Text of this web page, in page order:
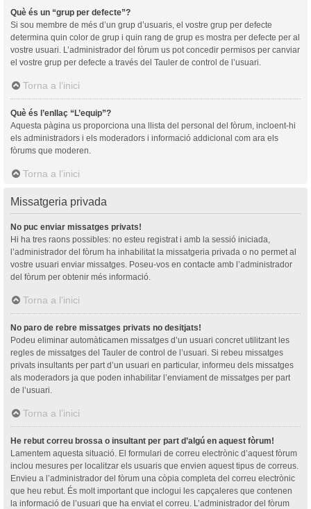
Què és un “grup per defecte”?
Si sou membre de més d’un grup d’usuaris, el vostre grup per defecte
determina quin color de grup i quin rang de grup es mostra per defecte per al
vostre usuari. L’administrador del fòrum us pot concedir permisos per canviar
el vostre grup per defecte a través del Tauler de control de l’usuari.
Torna a l’inici
Què és l’enllaç “L’equip”?
Aquesta pàgina us proporciona una llista del personal del fòrum, incloent-hi
els administradors i els moderadors i informació addicional com ara els
fòrums que moderen.
Torna a l’inici
Missatgeria privada
No puc enviar missatges privats!
Hi ha tres raons possibles: no esteu registrat i amb la sessió iniciada,
l’administrador del fòrum ha inhabilitat la missatgeria privada o no permet al
vostre usuari enviar missatges. Poseu-vos en contacte amb l’administrador
del fòrum per obtenir més informació.
Torna a l’inici
No paro de rebre missatges privats no desitjats!
Podeu eliminar automàticamen missatges d’un usuari concret utilitzant les
regles de missatges del Tauler de control de l’usuari. Si rebeu missatges
privats insultants per part d’un usuari en particular, informeu dels missatges
als moderadors ja que poden inhabilitar l’enviament de missatges per part
de l’usuari.
Torna a l’inici
He rebut correu brossa o insultant per part d’algú en aquest fòrum!
Lamentem aquesta situació. El formulari de correu electrònic d’aquest fòrum
inclou mesures per localitzar els usuaris que envien aquest tipus de correus.
Envieu a l’administrador del fòrum una còpia completa del correu electrònic
que heu rebut. És molt important que inclogui les capçaleres que contenen
la informació de l’usuari que ha enviat el correu. L’administrador del fòrum